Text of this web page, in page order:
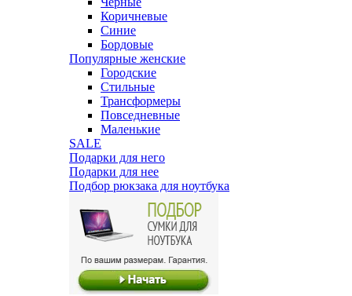
Коричневые
Синие
Бордовые
Популярные женские
Городские
Стильные
Трансформеры
Повседневные
Маленькие
SALE
Подарки для него
Подарки для нее
Подбор рюкзака для ноутбука